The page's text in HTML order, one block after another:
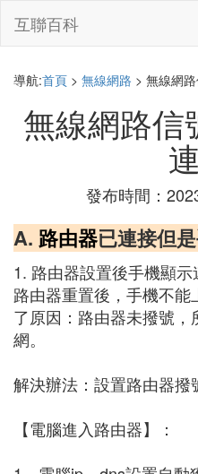
互聯百科
導航:首頁 > 無線網路 > 無線網
無線網路信
發布時間：
A. 路由器已連接但
1. 路由器設置後手機顯
路由器重置後，手機不
了原因：路由器未撥號
網。
解決辦法：設置路由器撥
【電腦進入路由器】：